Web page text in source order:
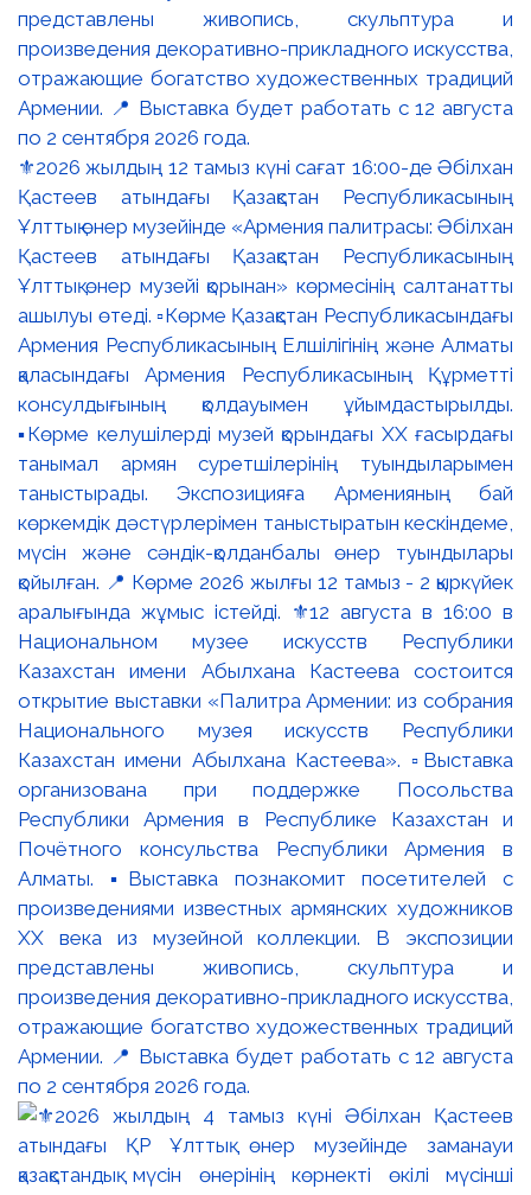
⚜️2026 жылдың 12 тамыз күні сағат 16:00-де Әбілхан
Қастеев атындағы Қазақстан Республикасының
Ұлттық өнер музейінде «Армения палитрасы: Әбілхан
Қастеев атындағы Қазақстан Республикасының
Ұлттық өнер музейі қорынан» көрмесінің салтанатты
ашылуы өтеді. ▫️Көрме Қазақстан Республикасындағы
Армения Республикасының Елшілігінің және Алматы
қаласындағы Армения Республикасының Құрметті
консулдығының қолдауымен ұйымдастырылды.
▪️Көрме келушілерді музей қорындағы ХХ ғасырдағы
танымал армян суретшілерінің туындыларымен
таныстырады. Экспозицияға Арменияның бай
көркемдік дәстүрлерімен таныстыратын кескіндеме,
мүсін және сәндік-қолданбалы өнер туындылары
қойылған. 📍 Көрме 2026 жылғы 12 тамыз - 2 қыркүйек
аралығында жұмыс істейді. ⚜️12 августа в 16:00 в
Национальном музее искусств Республики
Казахстан имени Абылхана Кастеева состоится
открытие выставки «Палитра Армении: из собрания
Национального музея искусств Республики
Казахстан имени Абылхана Кастеева». ▫️Выставка
организована при поддержке Посольства
Республики Армения в Республике Казахстан и
Почётного консульства Республики Армения в
Алматы. ▪️Выставка познакомит посетителей с
произведениями известных армянских художников
XX века из музейной коллекции. В экспозиции
представлены живопись, скульптура и
произведения декоративно-прикладного искусства,
отражающие богатство художественных традиций
Армении. 📍 Выставка будет работать с 12 августа
по 2 сентября 2026 года.